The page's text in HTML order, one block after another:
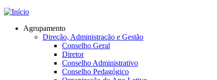
Jump to navigation
Agrupamento
Direção, Administração e Gestão
Conselho Geral
Diretor
Conselho Administrativo
Conselho Pedagógico